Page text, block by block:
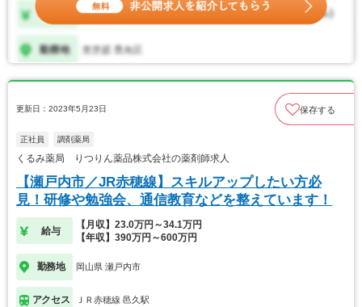
更新日：2023年5月23日 保存する
正社員 調剤薬局
くるみ薬局 りつりん薬品株式会社の薬剤師求人
【瀬戸内市／JR赤穂線】スキルアップしたい方必
見！研修や勉強会、通信教育などを整えています！
給与
【月収】23.0万円～34.1万円
【年収】390万円～600万円
勤務地 岡山県 瀬戸内市
アクセス ＪＲ赤穂線 邑久駅